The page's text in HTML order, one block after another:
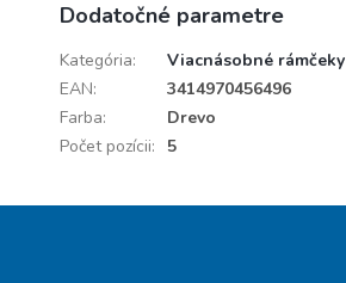
Dodatočné parametre
Kategória:
Viacnásobné rámčeky
EAN:
3414970456496
Farba:
Drevo
Počet pozícii: 5